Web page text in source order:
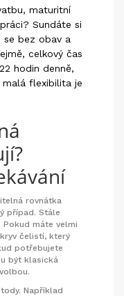
maturitní
Sundáte si
se bez obav a
celkový čas
hodin denně,
flexibilita je
rovnátka
případ. Stále
máte velmi
čelistí, který
potřebujete
být klasická
Například